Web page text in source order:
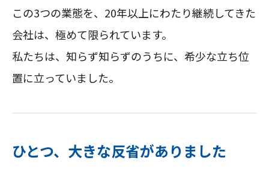
この3つの業態を、20年以上にわたり継続してきた
会社は、極めて限られています。
私たちは、知らず知らずのうちに、希少な立ち位
置に立っていました。
ひとつ、大きな反省がありました